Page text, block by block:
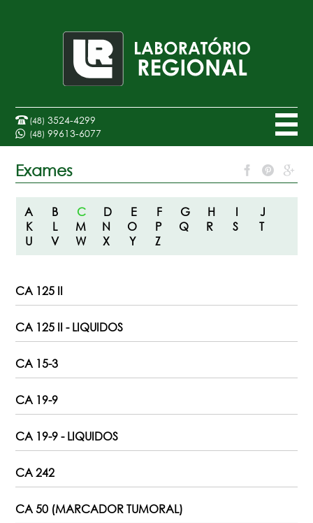
(48) 3524-4299
(48) 99613-6077
Exames
A B C D E F G H I
J
K
L M N O P Q R S
T
U
V W X Y Z
CA 125 II
CA 125 II - LIQUIDOS
CA 15-3
CA 19-9
CA 19-9 - LIQUIDOS
CA 242
CA 50 (MARCADOR TUMORAL)